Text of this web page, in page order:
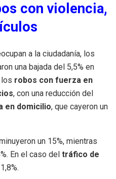
con violencia,
a la ciudadanía, los
una bajada del 5,5% en
robos con fuerza en
, con una reducción del
en domicilio, que cayeron un
un 15%, mientras
En el caso del tráfico de